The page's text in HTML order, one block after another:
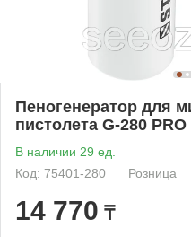
Пеногенератор для
пистолета G-280 PRO
В наличии 29 ед.
Код: 75401-280
Розница
14 770 ₸